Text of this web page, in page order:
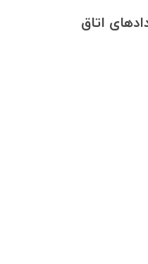
اتاق